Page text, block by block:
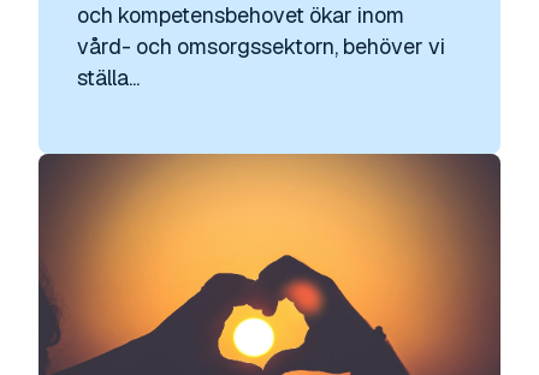
och kompetensbehovet ökar inom
vård- och omsorgssektorn, behöver vi
ställa...